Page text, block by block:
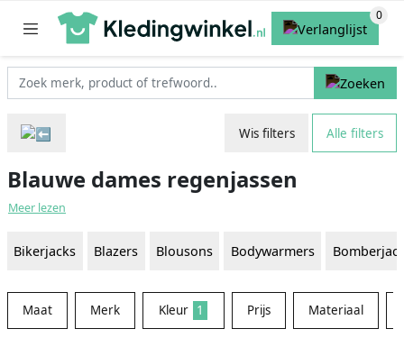
Wis filters Alle filters
Blauwe dames regenjassen
Meer lezen
Bikerjacks Blazers Blousons Bodywarmers
Maat Merk Kleur 1 Prijs Materiaal